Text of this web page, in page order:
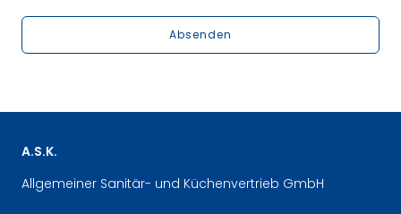
Absenden
A.S.K.
Allgemeiner Sanitär- und Küchenvertrieb GmbH